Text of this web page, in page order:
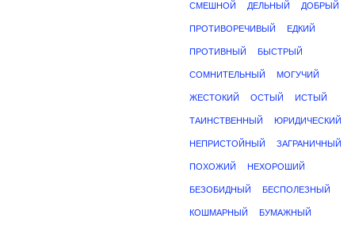
СМЕШНОЙ ДЕЛЬНЫЙ ДОБРЫЙ
ПРОТИВОРЕЧИВЫЙ ЕДКИЙ
ПРОТИВНЫЙ БЫСТРЫЙ
СОМНИТЕЛЬНЫЙ МОГУЧИЙ
ЖЕСТОКИЙ ОСТЫЙ ИСТЫЙ
ТАИНСТВЕННЫЙ ЮРИДИЧЕСКИЙ
НЕПРИСТОЙНЫЙ ЗАГРАНИЧНЫЙ
ПОХОЖИЙ НЕХОРОШИЙ
БЕЗОБИДНЫЙ БЕСПОЛЕЗНЫЙ
КОШМАРНЫЙ БУМАЖНЫЙ